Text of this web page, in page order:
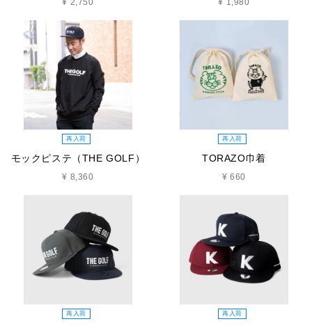
¥ 2,750 ¥ 1,980
再入荷
モックピステ（THE GOLF）
¥ 8,360
再入荷
TORAZO巾着
¥ 660
再入荷 再入荷